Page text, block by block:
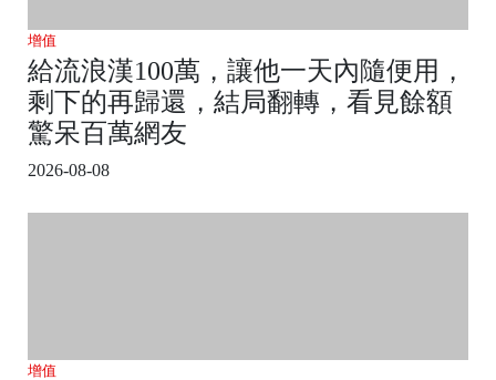
增值
給流浪漢100萬，讓他一天內隨便用，
剩下的再歸還，結局翻轉，看見餘額
驚呆百萬網友
2026-08-08
增值